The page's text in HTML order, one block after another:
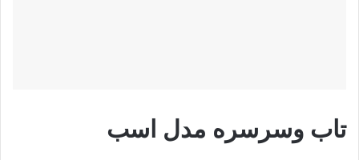
تاب وسرسره مدل اسب